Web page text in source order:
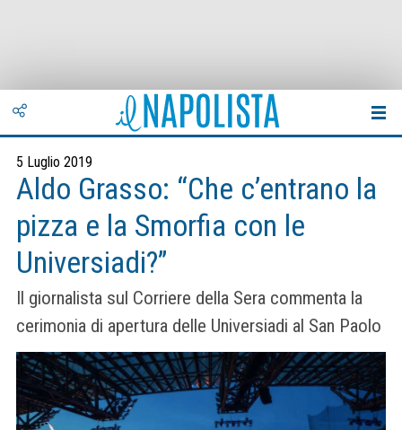
5 Luglio 2019
Aldo Grasso: “Che c’entrano la
pizza e la Smorfia con le
Universiadi?”
Il giornalista sul Corriere della Sera commenta la
cerimonia di apertura delle Universiadi al San Paolo